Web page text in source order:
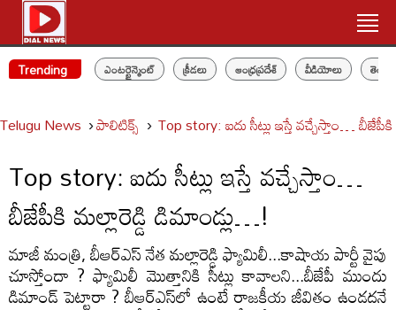
Trending ఎంటర్టైన్మెంట్ క్రీడలు ఆంధ్రప్రదేశ్ వీడియోలు
Telugu News పాలిటిక్స్‌ Top story: ఐదు సీట్లు ఇస్తే వచ్చేస్తాం…
Top story: ఐదు సీట్లు ఇస్తే వచ్చేస్తాం…
బీజేపీకి మల్లారెడ్డి డిమాండ్లు…!
మాజీ మంత్రి, బీఆర్ఎస్‌ నేత మల్లారెడ్డి ఫ్యామిలీ...కాషాయ పార్టీ వైపు
చూస్తోందా ? ఫ్యామిలీ మొత్తానికి సీట్లు కావాలని...బీజేపీ ముందు
డిమాండ్‌ పెట్టారా ? బీఆర్ఎస్‌లో ఉంటే రాజకీయ జీవితం ఉండదనే